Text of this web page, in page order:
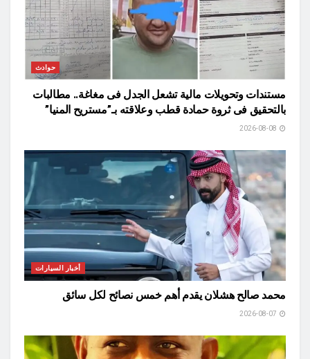
حوادث
مستندات وتحويلات مالية تشعل الجدل فى مغاغة.. مطالبات
بالتحقيق فى ثروة حمادة قطب وعلاقته بـ”مستريح المنيا”
أخبار السيارات
محمد صالح هشلان يقدم أهم خمس نصائح لكل سائق